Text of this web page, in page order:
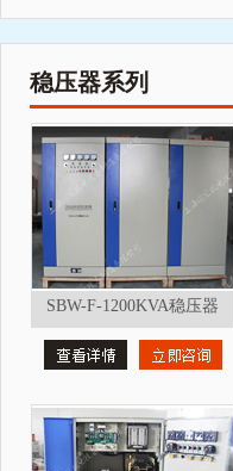
稳压器系列
SBW-F-1200KVA稳压器